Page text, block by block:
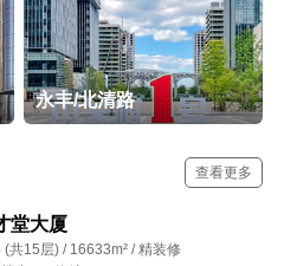
永丰/北清路
查看更多
堂大厦
(共15层) / 16633m² / 精装修